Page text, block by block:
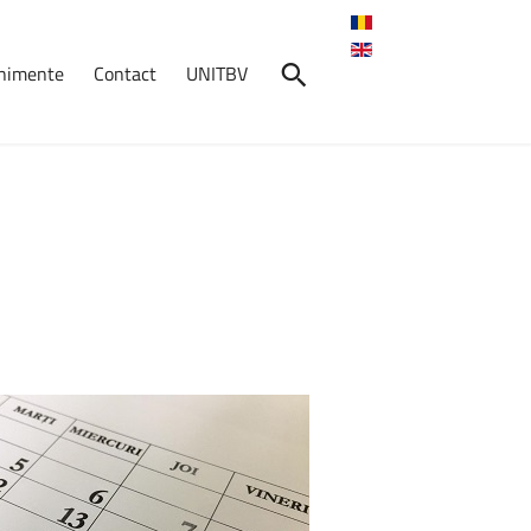
ProiectulErasmus+
ReligiTour
succes!Resursele
platformasunt acum
disponibile
online
Resurseleeducaționaleale
Contact UNITBV